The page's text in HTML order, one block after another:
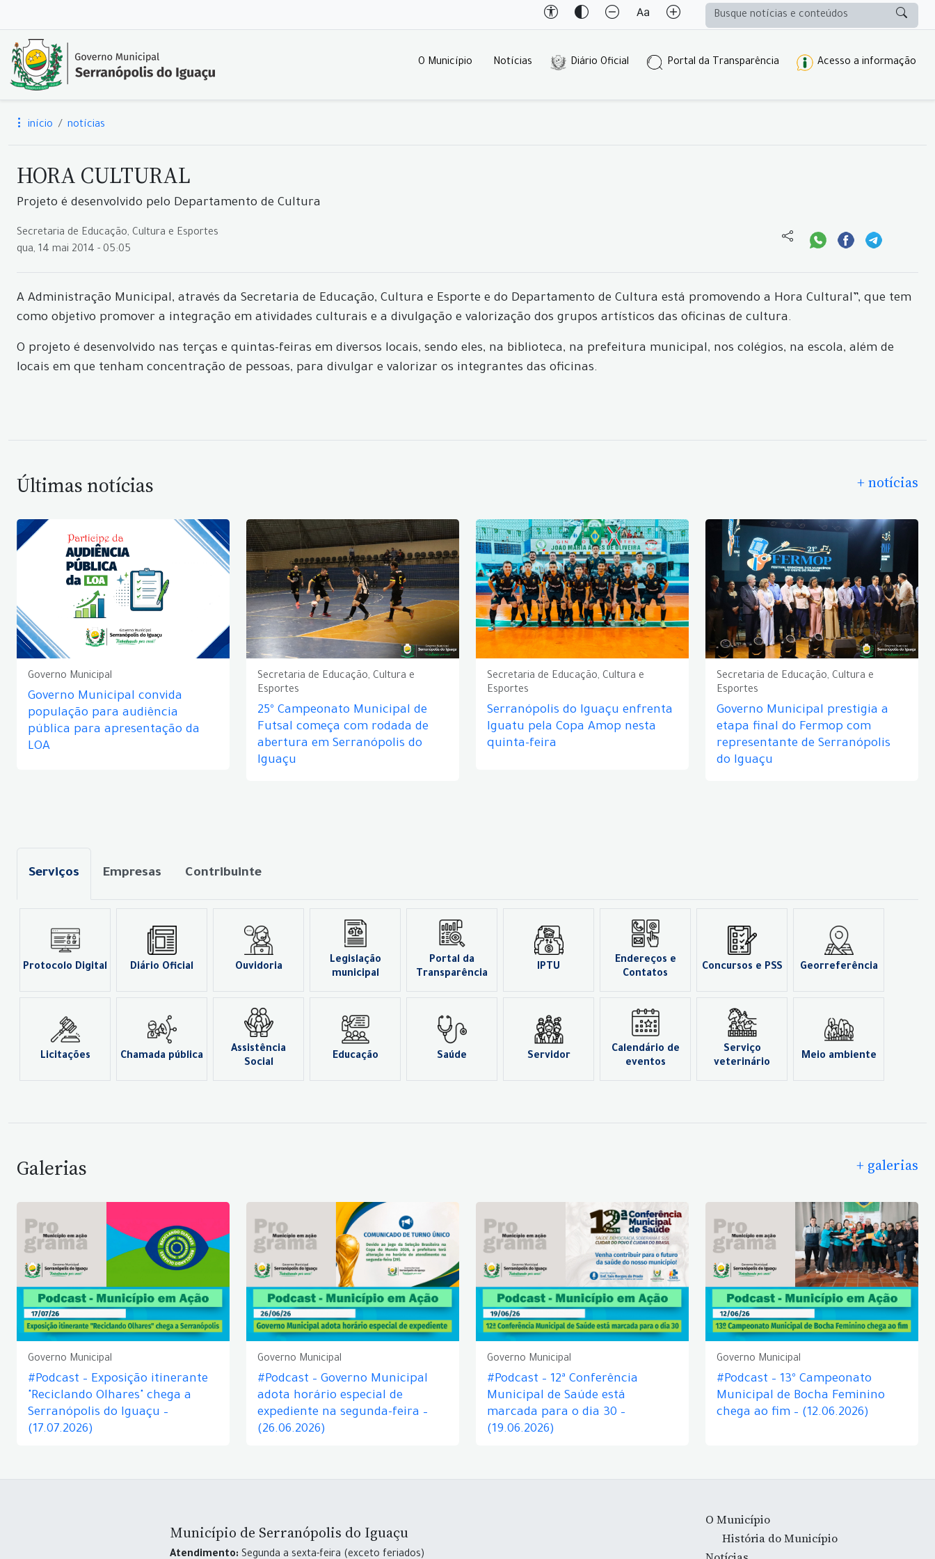
O Município Notícias Diário Oficial Portal da Transparência Acesso a informação
início notícias
HORA CULTURAL
Projeto é desenvolvido pelo Departamento de Cultura
Secretaria de Educação, Cultura e Esportes
qua, 14 mai 2014 - 05:05
A Administração Municipal, através da Secretaria de Educação, Cultura e Esporte e do Departamento de Cultura está promovendo a Hora Cultural”, que tem
como objetivo promover a integração em atividades culturais e a divulgação e valorização dos grupos artísticos das oficinas de cultura.
O projeto é desenvolvido nas terças e quintas-feiras em diversos locais, sendo eles, na biblioteca, na prefeitura municipal, nos colégios, na escola, além de
locais em que tenham concentração de pessoas, para divulgar e valorizar os integrantes das oficinas.
Últimas notícias + notícias
Governo Municipal
Governo Municipal convida
população para audiência
pública para apresentação da
LOA
Secretaria de Educação, Cultura e
Esportes
25º Campeonato Municipal de
Futsal começa com rodada de
abertura em Serranópolis do
Iguaçu
Secretaria de Educação, Cultura e
Esportes
Serranópolis do Iguaçu enfrenta
Iguatu pela Copa Amop nesta
quinta-feira
Secretaria de Educação, Cultura e
Esportes
Governo Municipal prestigia a
etapa final do Fermop com
representante de Serranópolis
do Iguaçu
Serviços Empresas Contribuinte
Protocolo Digital Diário Oficial Ouvidoria
Legislação
municipal
Portal da
Transparência
IPTU
Endereços e
Contatos
Concursos e PSS Georreferência
Licitações Chamada pública
Assistência
Social
Educação Saúde Servidor
Calendário de
eventos
Serviço
veterinário
Meio ambiente
Galerias + galerias
Governo Municipal
#Podcast – Exposição itinerante
"Reciclando Olhares" chega a
Serranópolis do Iguaçu –
(17.07.2026)
Governo Municipal
#Podcast – Governo Municipal
adota horário especial de
expediente na segunda-feira –
(26.06.2026)
Governo Municipal
#Podcast – 12ª Conferência
Municipal de Saúde está
marcada para o dia 30 –
(19.06.2026)
Governo Municipal
#Podcast – 13º Campeonato
Municipal de Bocha Feminino
chega ao fim – (12.06.2026)
Município de Serranópolis do Iguaçu
Atendimento: Segunda a sexta-feira (exceto feriados)
O Município
História do Município